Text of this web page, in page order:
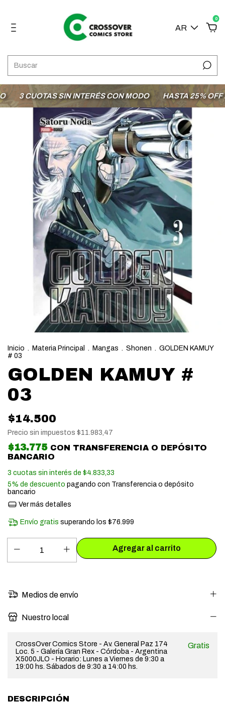
AR
0
3 CUOTAS SIN INTERÉS CON MODO HASTA 25% OFF EN
Inicio . Materia Principal . Mangas . Shonen . GOLDEN KAMUY
# 03
GOLDEN KAMUY #
03
$14.500
Precio sin impuestos $11.983,47
$13.775 CON TRANSFERENCIA O DEPÓSITO
BANCARIO
3 cuotas sin interés de $4.833,33
5% de descuento pagando con Transferencia o depósito
bancario
Ver más detalles
Envío gratis superando los$76.999
Medios de envío
Nuestro local
CrossOver Comics Store - Av. General Paz 174
Loc. 5 - Galería Gran Rex - Córdoba - Argentina
X5000JLO - Horario: Lunes a Viernes de 9:30 a
19:00 hs. Sábados de 9:30 a 14:00 hs.
Gratis
DESCRIPCIÓN